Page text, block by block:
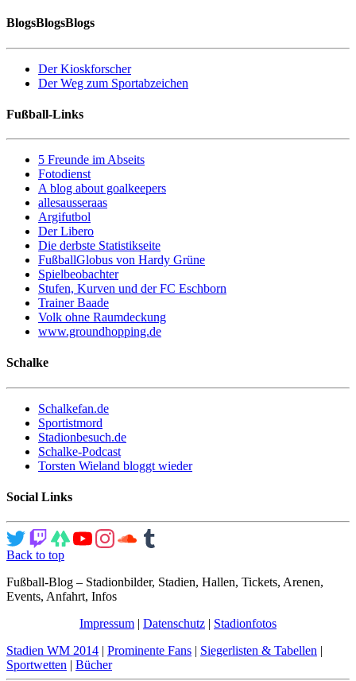
BlogsBlogsBlogs
Der Kioskforscher
Der Weg zum Sportabzeichen
Fußball-Links
5 Freunde im Abseits
Fotodienst
A blog about goalkeepers
allesausseraas
Argifutbol
Der Libero
Die derbste Statistikseite
FußballGlobus von Hardy Grüne
Spielbeobachter
Stufen, Kurven und der FC Eschborn
Trainer Baade
Volk ohne Raumdeckung
www.groundhopping.de
Schalke
Schalkefan.de
Sportistmord
Stadionbesuch.de
Schalke-Podcast
Torsten Wieland bloggt wieder
Social Links
Back to top
Fußball-Blog – Stadionbilder, Stadien, Hallen, Tickets, Arenen,
Events, Anfahrt, Infos
Impressum | Datenschutz | Stadionfotos
Stadien WM 2014 | Prominente Fans | Siegerlisten & Tabellen |
Sportwetten | Bücher